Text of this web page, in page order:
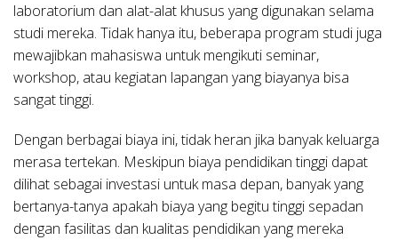
laboratorium dan alat-alat khusus yang digunakan selama
studi mereka. Tidak hanya itu, beberapa program studi juga
mewajibkan mahasiswa untuk mengikuti seminar,
workshop, atau kegiatan lapangan yang biayanya bisa
sangat tinggi.
Dengan berbagai biaya ini, tidak heran jika banyak keluarga
merasa tertekan. Meskipun biaya pendidikan tinggi dapat
dilihat sebagai investasi untuk masa depan, banyak yang
bertanya-tanya apakah biaya yang begitu tinggi sepadan
dengan fasilitas dan kualitas pendidikan yang mereka